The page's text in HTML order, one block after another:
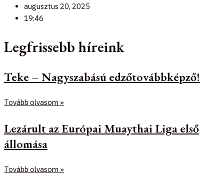
augusztus 20, 2025
19:46
Legfrissebb híreink
Teke – Nagyszabású edzőtovábbképző!
Tovább olvasom »
Lezárult az Európai Muaythai Liga első
állomása
Tovább olvasom »